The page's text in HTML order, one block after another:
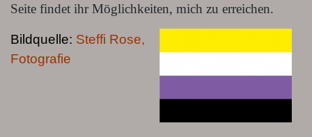
Seite findet ihr Möglichkeiten, mich zu erreichen.
Bildquelle: Steffi Rose,
Fotografie